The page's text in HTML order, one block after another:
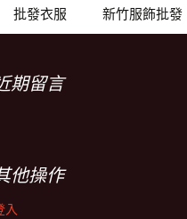
批發衣服 新竹服飾批發
期留言
他操作
入